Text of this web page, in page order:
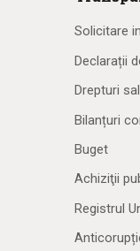
Solicitare
Declarații
Drepturi
Bilanțuri
Buget
Achiziţii
Registrul